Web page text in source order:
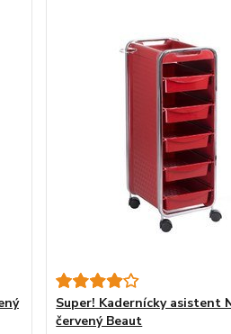
Super! Kadernícky asistent
červený Beaut